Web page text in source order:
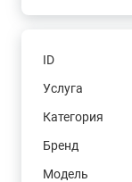
ID
Услуга
Категория
Бренд
Модель